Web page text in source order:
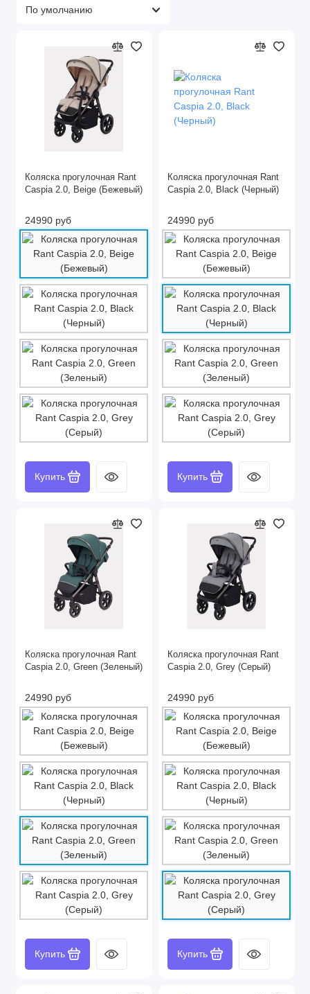
Коляска прогулочная Rant
Caspia 2.0, Beige (Бежевый)
24990 руб
Купить
Коляска прогулочная Rant
Caspia 2.0, Black (Черный)
24990 руб
Купить
Коляска прогулочная Rant
Caspia 2.0, Green (Зеленый)
24990 руб
Купить
Коляска прогулочная Rant
Caspia 2.0, Grey (Серый)
24990 руб
Купить